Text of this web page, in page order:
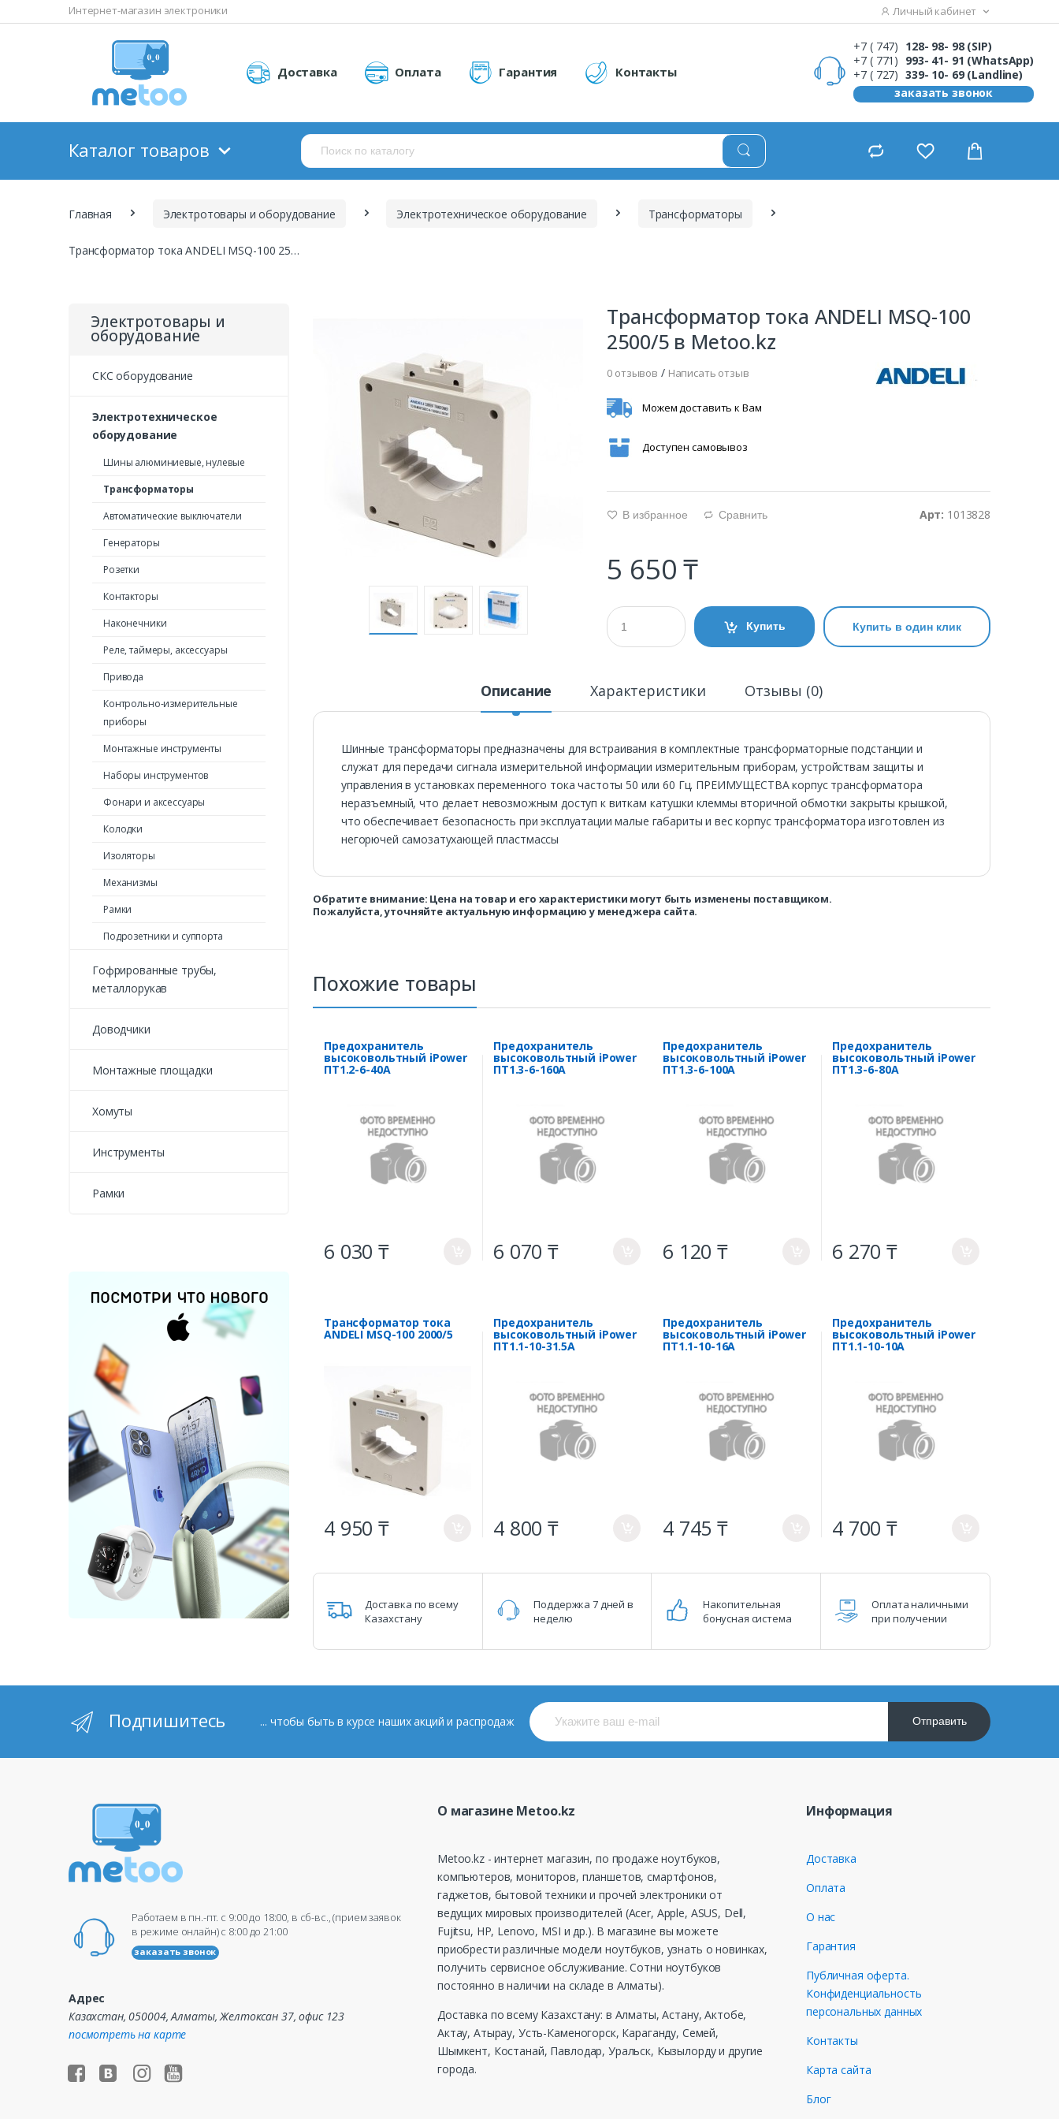
Интернет-магазин электроники Личный кабинет
Доставка Оплата Гарантия Контакты
+7 ( 747) 128- 98- 98 (SIP)
+7 ( 771) 993- 41- 91 (WhatsApp)
+7 ( 727) 339- 10- 69 (Landline)
заказать звонок
Каталог товаров
Главная Электротовары и оборудование Электротехническое оборудование Трансформаторы
Трансформатор тока ANDELI MSQ-100 2500/5
Электротовары и
оборудование
СКС оборудование
Электротехническое
оборудование
Шины алюминиевые, нулевые
Трансформаторы
Автоматические выключатели
Генераторы
Розетки
Контакторы
Наконечники
Реле, таймеры, аксессуары
Привода
Контрольно-измерительные
приборы
Монтажные инструменты
Наборы инструментов
Фонари и аксессуары
Колодки
Изоляторы
Механизмы
Рамки
Подрозетники и суппорта
Гофрированные трубы,
металлорукав
Доводчики
Монтажные площадки
Хомуты
Инструменты
Рамки
Трансформатор тока ANDELI MSQ-100
2500/5 в Metoo.kz
0 отзывов / Написать отзыв
Можем доставить к Вам
Доступен самовывоз
Арт: 1013828
g В избранное d Сравнить
5 650 ₸
Купить Купить в один клик
Описание Характеристики Отзывы (0)
Шинные трансформаторы предназначены для встраивания в комплектные трансформаторные подстанции и
служат для передачи сигнала измерительной информации измерительным приборам, устройствам защиты и
управления в установках переменного тока частоты 50 или 60 Гц. ПРЕИМУЩЕСТВА корпус трансформатора
неразъемный, что делает невозможным доступ к виткам катушки клеммы вторичной обмотки закрыты крышкой,
что обеспечивает безопасность при эксплуатации малые габариты и вес корпус трансформатора изготовлен из
негорючей самозатухающей пластмассы
Обратите внимание: Цена на товар и его характеристики могут быть изменены поставщиком.
Пожалуйста, уточняйте актуальную информацию у менеджера сайта.
Похожие товары
Предохранитель
высоковольтный iPower
ПT1.2-6-40A
6 030 ₸
Предохранитель
высоковольтный iPower
ПT1.3-6-160A
6 070 ₸
Предохранитель
высоковольтный iPower
ПT1.3-6-100A
6 120 ₸
Предохранитель
высоковольтный iPower
ПT1.3-6-80A
6 270 ₸
Трансформатор тока
ANDELI MSQ-100 2000/5
4 950 ₸
Предохранитель
высоковольтный iPower
ПT1.1-10-31.5A
4 800 ₸
Предохранитель
высоковольтный iPower
ПT1.1-10-16A
4 745 ₸
Предохранитель
высоковольтный iPower
ПT1.1-10-10A
4 700 ₸
Доставка по всему
Казахстану
Поддержка 7 дней в
неделю
Накопительная
бонусная система
Оплата наличными
при получении
Подпишитесь ... чтобы быть в курсе наших акций и распродаж Отправить
Работаем в пн.-пт. c 9:00 до 18:00, в сб-вс., (прием заявок
в режиме онлайн) c 8:00 до 21:00
заказать звонок
Адрес
Казахстан, 050004, Алматы, Желтоксан 37, офис 123
посмотреть на карте
О магазине Metoo.kz
Metoo.kz - интернет магазин, по продаже ноутбуков,
компьютеров, мониторов, планшетов, смартфонов,
гаджетов, бытовой техники и прочей электроники от
ведущих мировых производителей (Acer, Apple, ASUS, Dell,
Fujitsu, HP, Lenovo, MSI и др.). В магазине вы можете
приобрести различные модели ноутбуков, узнать о новинках,
получить сервисное обслуживание. Сотни ноутбуков
постоянно в наличии на складе в Алматы).
Доставка по всему Казахстану: в Алматы, Астану, Актобе,
Актау, Атырау, Усть-Каменогорск, Караганду, Семей,
Шымкент, Костанай, Павлодар, Уральск, Кызылорду и другие
города.
Информация
Доставка
Оплата
О нас
Гарантия
Публичная оферта.
Конфиденциальность
персональных данных
Контакты
Карта сайта
Блог